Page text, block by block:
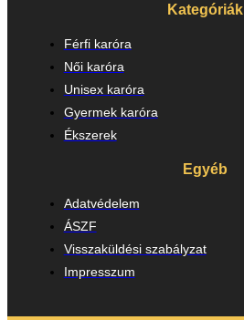
Kategóriák
Férfi karóra
Női karóra
Unisex karóra
Gyermek karóra
Ékszerek
Egyéb
Adatvédelem
ÁSZF
Visszaküldési szabályzat
Impresszum